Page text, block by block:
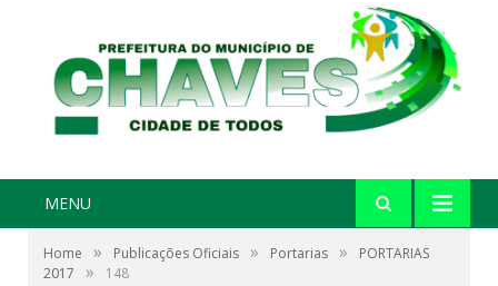
MENU
Home » Publicações Oficiais » Portarias »
PORTARIAS
2017
» 148